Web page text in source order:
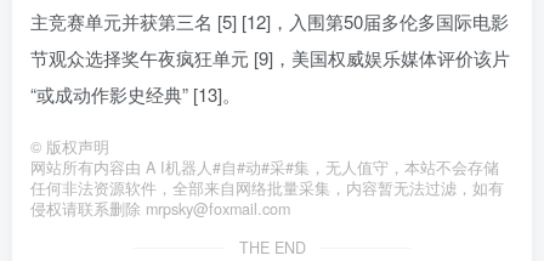
主竞赛单元并获第三名 [5] [12]，入围第50届多伦多国际电影
节观众选择奖午夜疯狂单元 [9]，美国权威娱乐媒体评价该片
“或成动作影史经典” [13]。
© 版权声明
网站所有内容由 A I机器人#自#动#采#集，无人值守，本站不会存储
任何非法资源软件，全部来自网络批量采集，内容暂无法过滤，如有
侵权请联系删除 mrpsky@foxmail.com
THE END